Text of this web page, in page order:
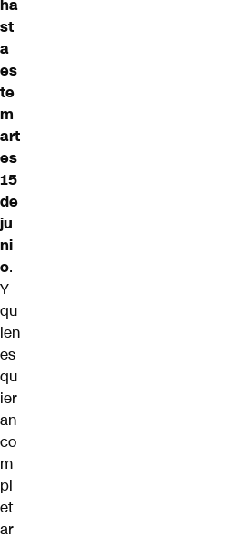
ha
st
a
es
te
m
art
es
15
de
ju
ni
o.
Y
qu
ien
es
qu
ier
an
co
m
pl
et
ar